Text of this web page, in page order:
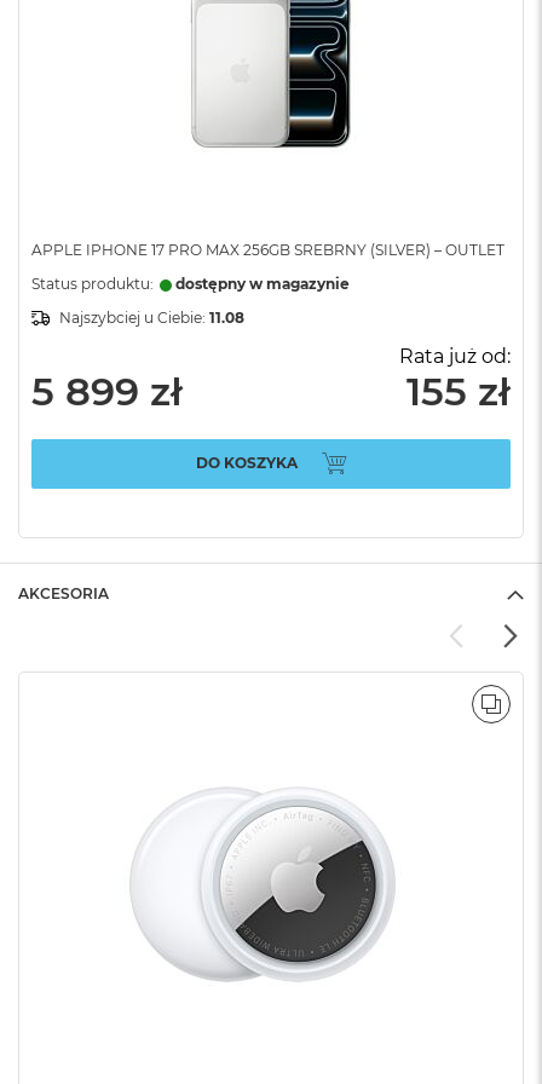
APPLE IPHONE 17 PRO MAX 256GB SREBRNY (SILVER) – OUTLET
Status produktu:
dostępny w magazynie
Najszybciej u Ciebie: 11.08
5 899 zł
Rata już od:
155 zł
DO KOSZYKA
AKCESORIA